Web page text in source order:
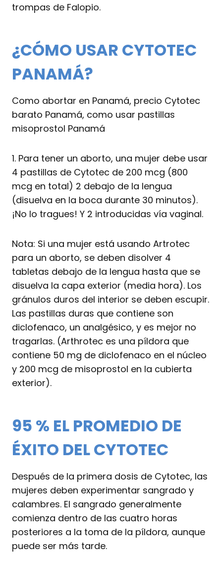
trompas de Falopio.
¿CÓMO USAR CYTOTEC
PANAMÁ?
Como abortar en Panamá, precio Cytotec
barato Panamá, como usar pastillas
misoprostol Panamá
1. Para tener un aborto, una mujer debe usar
4 pastillas de Cytotec de 200 mcg (800
mcg en total) 2 debajo de la lengua
(disuelva en la boca durante 30 minutos).
¡No lo tragues! Y 2 introducidas vía vaginal.
Nota: Si una mujer está usando Artrotec
para un aborto, se deben disolver 4
tabletas debajo de la lengua hasta que se
disuelva la capa exterior (media hora). Los
gránulos duros del interior se deben escupir.
Las pastillas duras que contiene son
diclofenaco, un analgésico, y es mejor no
tragarlas. (Arthrotec es una píldora que
contiene 50 mg de diclofenaco en el núcleo
y 200 mcg de misoprostol en la cubierta
exterior).
95 % EL PROMEDIO DE
ÉXITO DEL CYTOTEC
Después de la primera dosis de Cytotec, las
mujeres deben experimentar sangrado y
calambres. El sangrado generalmente
comienza dentro de las cuatro horas
posteriores a la toma de la píldora, aunque
puede ser más tarde.